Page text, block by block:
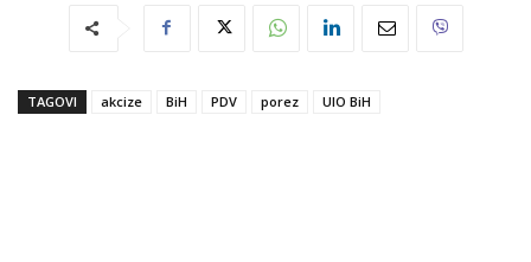
TAGOVI akcize BiH PDV porez UIO BiH